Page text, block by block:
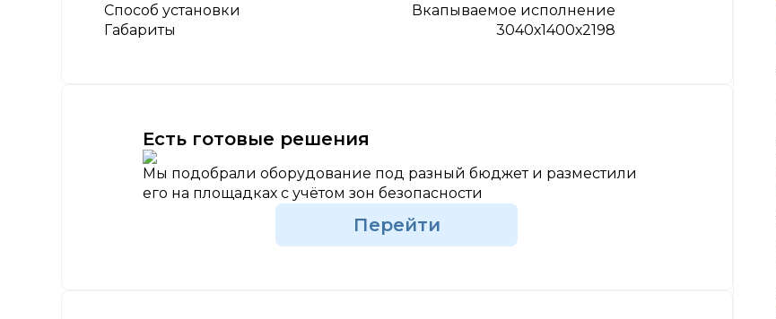
Способ установки
Вкапываемое исполнение
Габариты
3040х1400х2198
Есть готовые решения
Мы подобрали оборудование под разный бюджет и разместили
его на площадках с учётом зон безопасности
Перейти